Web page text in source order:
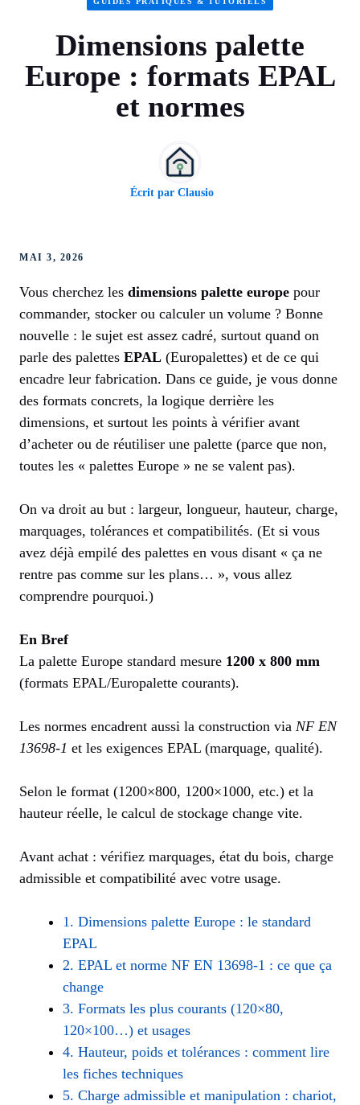
Dimensions palette
Europe : formats EPAL
et normes
Écrit par Clausio
MAI 3, 2026
Vous cherchez les dimensions palette europe pour
commander, stocker ou calculer un volume ? Bonne
nouvelle : le sujet est assez cadré, surtout quand on
parle des palettes EPAL (Europalettes) et de ce qui
encadre leur fabrication. Dans ce guide, je vous donne
des formats concrets, la logique derrière les
dimensions, et surtout les points à vérifier avant
d’acheter ou de réutiliser une palette (parce que non,
toutes les « palettes Europe » ne se valent pas).
On va droit au but : largeur, longueur, hauteur, charge,
marquages, tolérances et compatibilités. (Et si vous
avez déjà empilé des palettes en vous disant « ça ne
rentre pas comme sur les plans… », vous allez
comprendre pourquoi.)
En Bref
La palette Europe standard mesure 1200 x 800 mm
(formats EPAL/Europalette courants).
Les normes encadrent aussi la construction via NF EN
13698-1 et les exigences EPAL (marquage, qualité).
Selon le format (1200×800, 1200×1000, etc.) et la
hauteur réelle, le calcul de stockage change vite.
Avant achat : vérifiez marquages, état du bois, charge
admissible et compatibilité avec votre usage.
1. Dimensions palette Europe : le standard
EPAL
2. EPAL et norme NF EN 13698-1 : ce que ça
change
3. Formats les plus courants (120×80,
120×100…) et usages
4. Hauteur, poids et tolérances : comment lire
les fiches techniques
5. Charge admissible et manipulation : chariot,